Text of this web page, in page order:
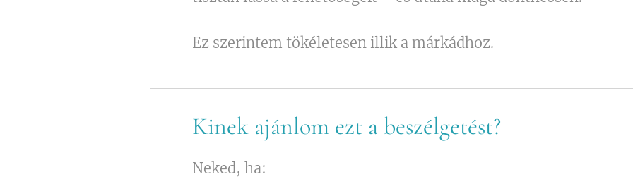
Ez szerintem tökéletesen illik a márkádhoz.
Kinek ajánlom ezt a beszélgetést?
Neked, ha: